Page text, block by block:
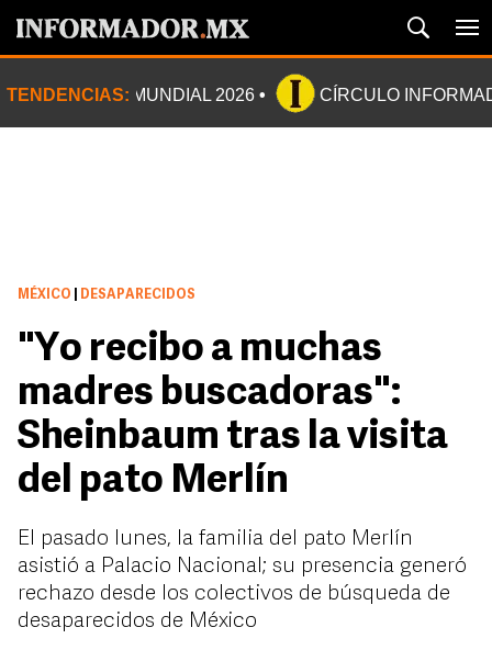
TENDENCIAS: MUNDIAL 2026 CÍRCULO
MÉXICO DESAPARECIDOS
"Yo recibo a muchas
madres buscadoras":
Sheinbaum tras la visita
del pato Merlín
El pasado lunes, la familia del pato Merlín
asistió a Palacio Nacional; su presencia generó
rechazo desde los colectivos de búsqueda de
desaparecidos de México